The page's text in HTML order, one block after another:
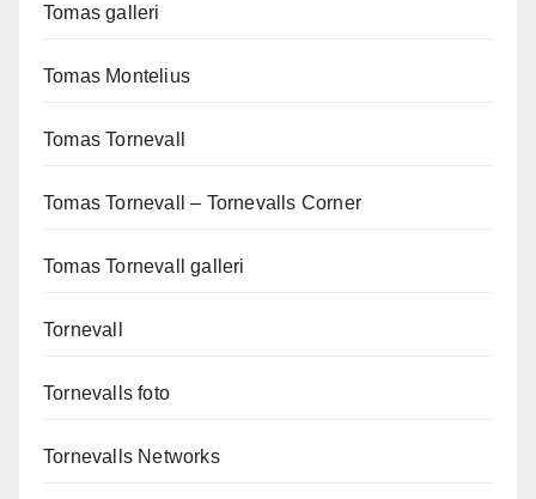
Tomas galleri
Tomas Montelius
Tomas Tornevall
Tomas Tornevall – Tornevalls Corner
Tomas Tornevall galleri
Tornevall
Tornevalls foto
Tornevalls Networks